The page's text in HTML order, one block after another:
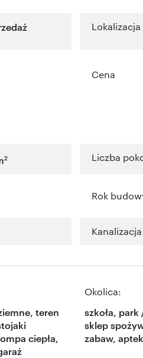
Lokalizacja
Cena
2 Liczba
Rok
Kanalizacja
teren
ciepła,
Okolica:
szkoła,
sklep
zabaw,